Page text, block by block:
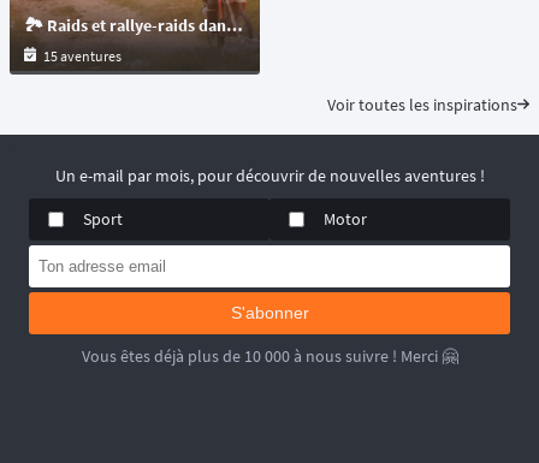
🏞️ Raids et rallye-raids dans les Balkans
15 aventures
Voir toutes les inspirations
Un e-mail par mois, pour découvrir de nouvelles aventures !
Sport
Motor
S'abonner
Vous êtes déjà plus de 10 000 à nous suivre ! Merci 🤗